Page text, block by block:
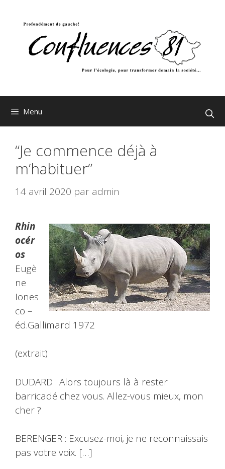
Menu
“Je commence déjà à
m’habituer”
14 avril 2020 par admin
Rhin
océr
os
Eugè
ne
Iones
co –
éd.Gallimard 1972
(extrait)
DUDARD : Alors toujours là à rester
barricadé chez vous. Allez-vous mieux, mon
cher ?
BERENGER : Excusez-moi, je ne reconnaissais
pas votre voix. […]